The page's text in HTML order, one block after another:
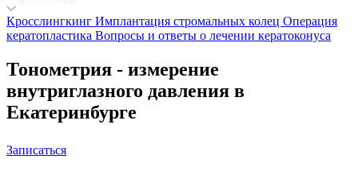
Кросслингкинг Имплантация стромальных колец Операция
кератопластика Вопросы и ответы о лечении кератоконуса
Тонометрия - измерение
внутриглазного давления в
Екатеринбурге
Записаться